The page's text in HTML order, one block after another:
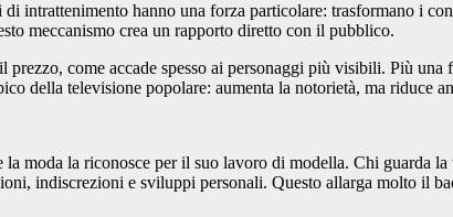
intrattenimento hanno una forza particolare: trasformano i
meccanismo crea un rapporto diretto con il pubblico.
prezzo, come accade spesso ai personaggi più visibili. Più
della televisione popolare: aumenta la notorietà, ma riduce
moda la riconosce per il suo lavoro di modella. Chi guarda
indiscrezioni e sviluppi personali. Questo allarga molto il